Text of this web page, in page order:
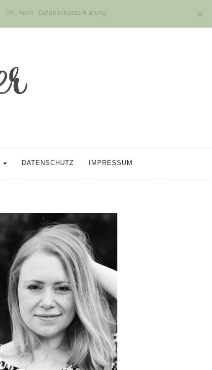
DATENSCHUTZ IMPRESSUM
OK Nein Datenschutzerklärung